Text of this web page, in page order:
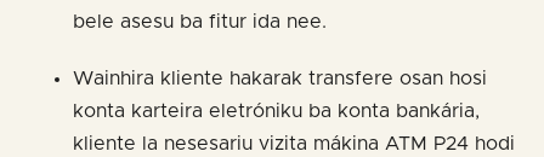
bele asesu ba fitur ida nee.
Wainhira kliente hakarak transfere osan hosi
konta karteira eletróniku ba konta bankária,
kliente la nesesariu vizita mákina ATM P24 hodi